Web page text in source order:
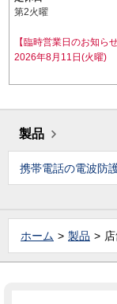
第2火曜
【臨時営業日のお知らせ
2026年8月11日(火曜)
製品
携帯電話の電波防
ホーム 製品